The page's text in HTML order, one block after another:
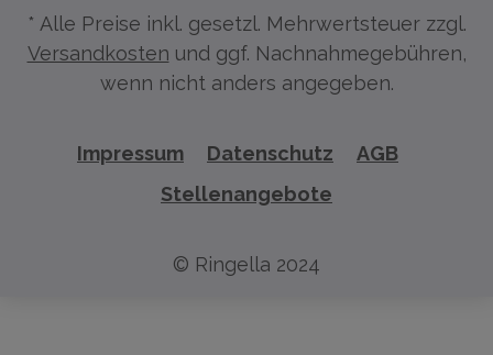
* Alle Preise inkl. gesetzl. Mehrwertsteuer zzgl.
Versandkosten und ggf. Nachnahmegebühren,
wenn nicht anders angegeben.
Impressum Datenschutz
AGB
Stellenangebote
© Ringella 2024